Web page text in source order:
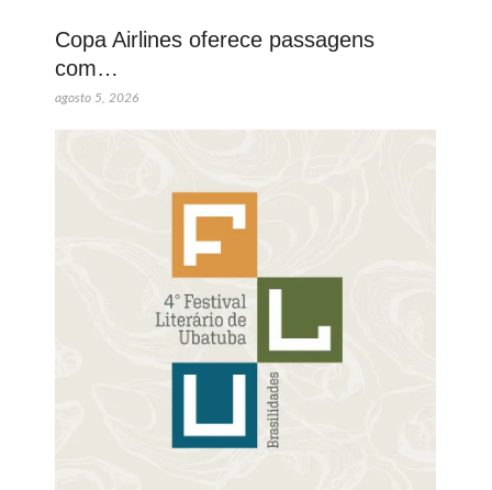
Copa Airlines oferece passagens
com…
agosto 5, 2026